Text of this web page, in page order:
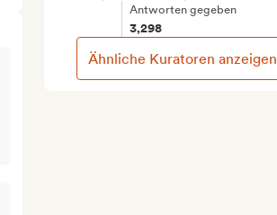
Antworten gegeben
3,298
Ähnliche Kuratoren anzeigen